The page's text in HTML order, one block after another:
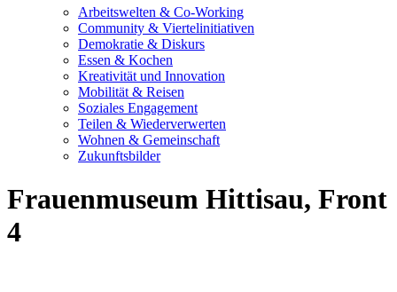
Arbeitswelten & Co-Working
Community & Viertelinitiativen
Demokratie & Diskurs
Essen & Kochen
Kreativität und Innovation
Mobilität & Reisen
Soziales Engagement
Teilen & Wiederverwerten
Wohnen & Gemeinschaft
Zukunftsbilder
Frauenmuseum Hittisau, Front
4